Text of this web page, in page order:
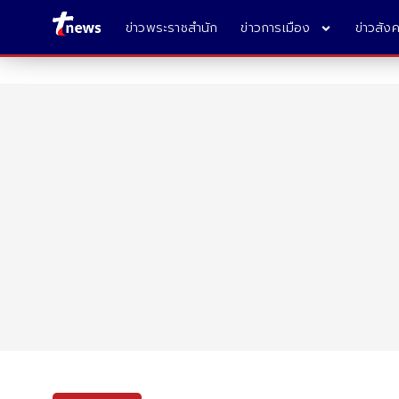
ข่าวพระราชสำนัก ข่าวการเมือง ข่าวสัง